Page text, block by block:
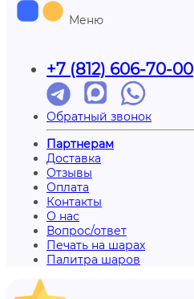
Меню
+7 (812) 606-70-00
Обратный звонок
Партнерам
Доставка
Отзывы
Оплата
Контакты
О нас
Вопрос/ответ
Печать на шарах
Палитра шаров